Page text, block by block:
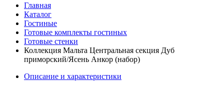
Главная
Каталог
Гостиные
Готовые комплекты гостиных
Готовые стенки
Коллекция Мальта Центральная секция Дуб
приморский/Ясень Анкор (набор)
Описание и характеристики